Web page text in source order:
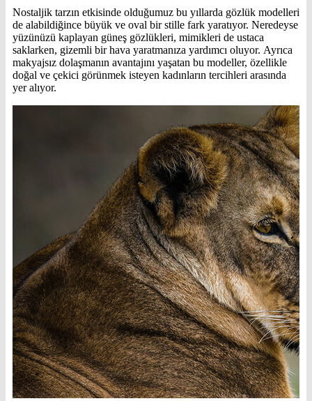
Nostaljik tarzın etkisinde olduğumuz bu yıllarda gözlük modelleri
de alabildiğince büyük ve oval bir stille fark yaratıyor. Neredeyse
yüzünüzü kaplayan güneş gözlükleri, mimikleri de ustaca
saklarken, gizemli bir hava yaratmanıza yardımcı oluyor. Ayrıca
makyajsız dolaşmanın avantajını yaşatan bu modeller, özellikle
doğal ve çekici görünmek isteyen kadınların tercihleri arasında
yer alıyor.